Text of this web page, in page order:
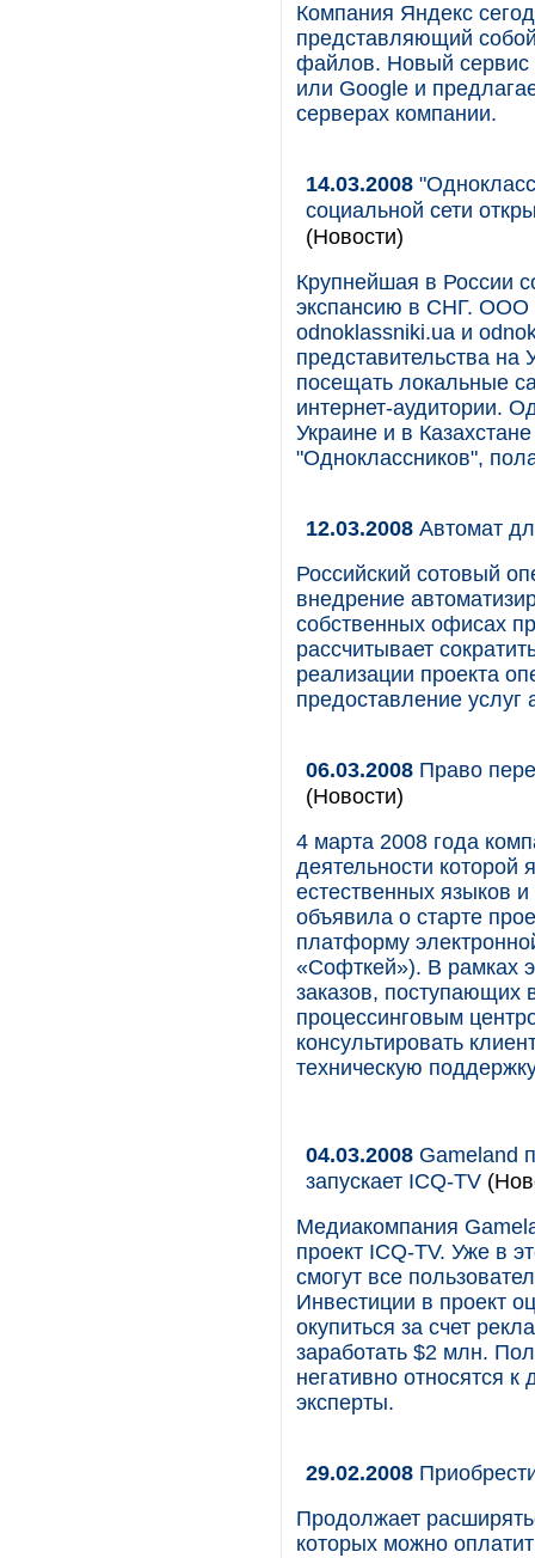
Компания Яндекс
представляющий
файлов. Новый сервис
или Google и
серверах компании.
14.03.2008
социальной сети
(Новости)
Крупнейшая в России
экспансию в СНГ. ООО
odnoklassniki.ua и
представительства на
посещать локальные
интернет-аудитории.
Украине и в
"Одноклассников",
12.03.2008 Автомат
Российский сотовый
внедрение
собственных офисах
рассчитывает
реализации проекта
предоставление
06.03.2008 Право
(Новости)
4 марта 2008 года
деятельности которой
естественных языков
объявила о старте
платформу
«Софткей»). В рамках
заказов, поступающих
процессинговым
консультировать
техническую
04.03.2008 Gameland
запускает ICQ-TV
Медиакомпания
проект ICQ-TV. Уже в
смогут все
Инвестиции в проект
окупиться за счет
заработать $2 млн.
негативно относятся
эксперты.
29.02.2008
Продолжает
которых можно